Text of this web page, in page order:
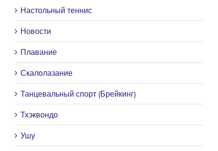
Настольный теннис
Новости
Плавание
Скалолазание
Танцевальный спорт (Брейкинг)
Тхэквондо
Ушу